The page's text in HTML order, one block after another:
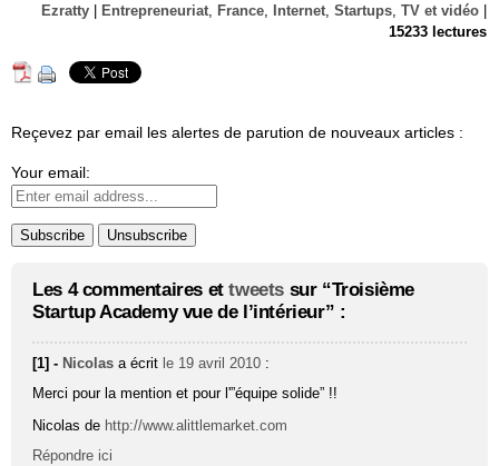
Ezratty
Entrepreneuriat, France, Internet, Startups, TV et vidéo
15233 lectures
Reçevez par email les alertes de parution de nouveaux articles :
Your email:
Les 4 commentaires ettweets sur “Troisième
Startup Academy vue de l’intérieur” :
[1] - Nicolas a écrit le 19 avril 2010 :
Merci pour la mention et pour l'”équipe solide” !!
Nicolas de http://www.alittlemarket.com
Répondre ici